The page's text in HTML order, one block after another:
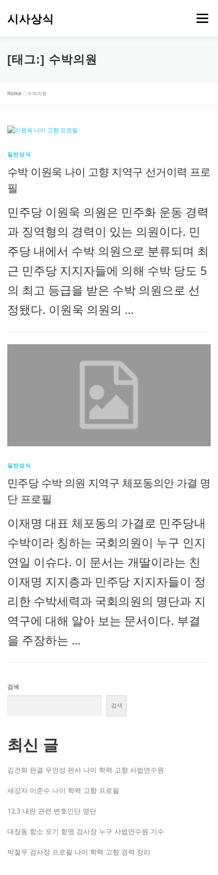
시사상식 메뉴
[태그:] 수박의원
Home »수박의원
일반상식
수박 이원욱 나이 고향 지역구 선거이력 프로
필
민주당 이원욱 의원은 민주화 운동 경력
과 징역형의 경력이 있는 의원이다. 민
주당 내에서 수박 의원으로 분류되며 최
근 민주당 지지자들에 의해 수박 당도 5
의 최고 등급을 받은 수박 의원으로 선
정됐다. 이원욱 의원의 …
일반상식
민주당 수박 의원 지역구 체포동의안 가결 명
단 프로필
이재명 대표 체포동의 가결로 민주당내
수박이라 칭하는 국회의원이 누구 인지
연일 이슈다. 이 문서는 개딸이라는 친
이재명 지지층과 민주당 지지자들이 정
리한 수박세력과 국회의원의 명단과 지
역구에 대해 알아 보는 문서이다. 부결
을 주장하는 …
검색
검색
최신 글
김건희 판결 우인성 판사 나이 학력 고향 사법연수원
새강자 이준수 나이 학력 고향 프로필
12.3 내란 관련 변호인단 명단
대장동 항소 포기 항명 검사장 누구 사법연수원 기수
박철우 검사장 프로필 나이 학력 고향 경력 정리